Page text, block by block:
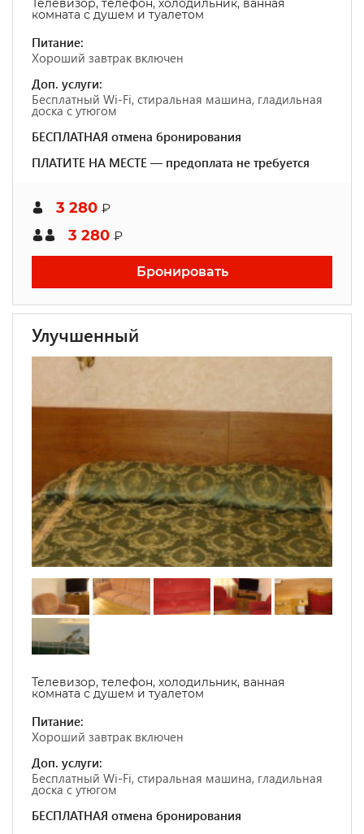
Телевизор, телефон, холодильник, ванная
комната с душем и туалетом
Питание:
Хороший завтрак включен
Доп. услуги:
Бесплатный Wi-Fi, стиральная машина, гладильная
доска с утюгом
БЕСПЛАТНАЯ отмена бронирования
ПЛАТИТЕ НА МЕСТЕ — предоплата не требуется
3 280 ₽
3 280 ₽
Бронировать
Улучшенный
Телевизор, телефон, холодильник, ванная
комната с душем и туалетом
Питание:
Хороший завтрак включен
Доп. услуги:
Бесплатный Wi-Fi, стиральная машина, гладильная
доска с утюгом
БЕСПЛАТНАЯ отмена бронирования